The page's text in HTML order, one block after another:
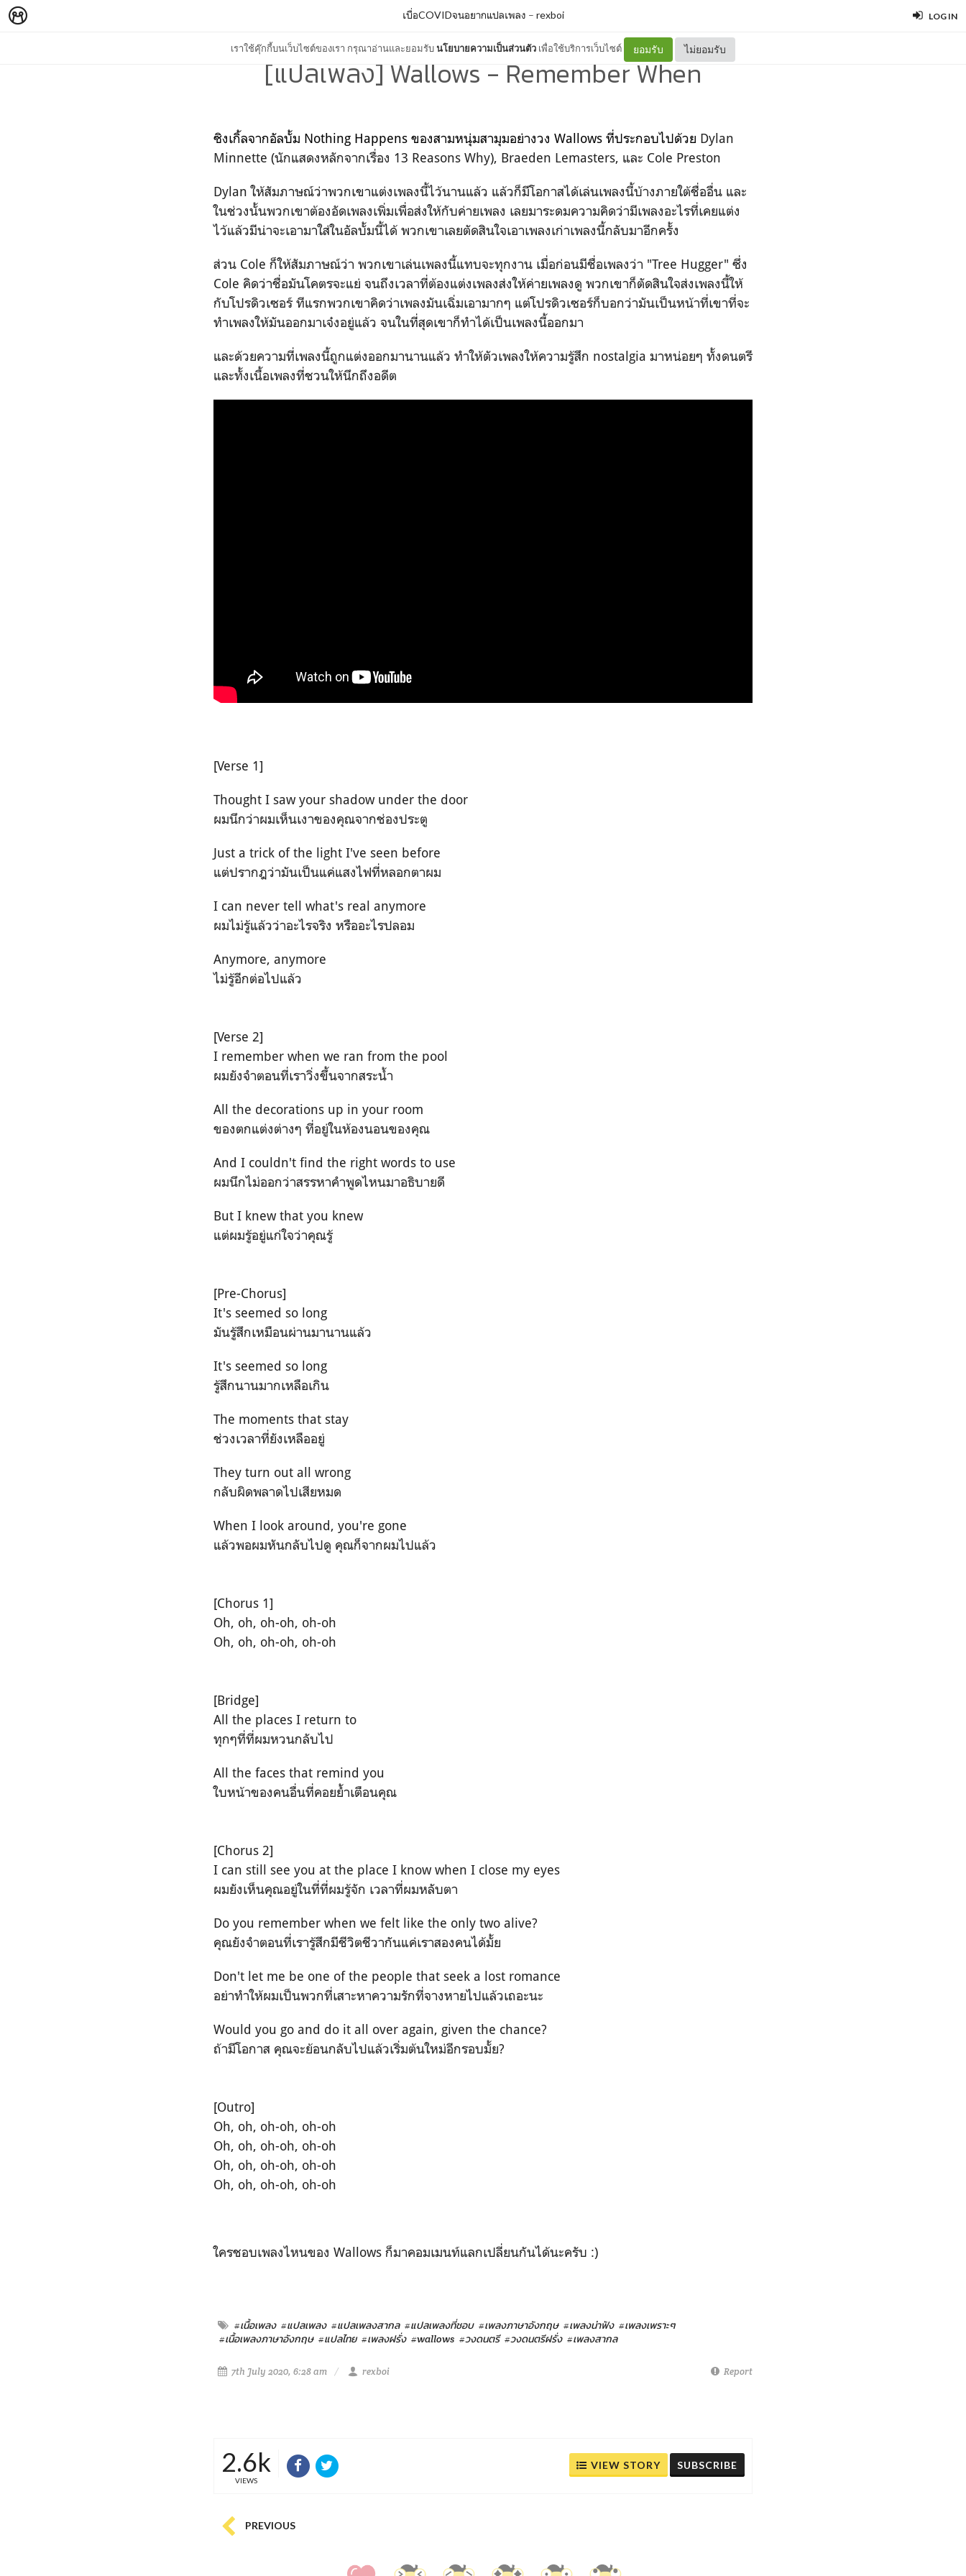
LOG IN
เราใช้คุ๊กกี้บนเว็บไซต์ของเรา กรุณาอ่านและยอมรับนโยบายความเป็นส่วนตัว เพื่อใช้บริการเว็บไซต์ ยอมรับ ไม่ยอมรับ
เบื่อCOVIDจนอยากแปลเพลง – rexboi
[แปลเพลง] Wallows - Remember When
ซิงเกิ้ลจากอัลบั้ม Nothing Happens ของสามหนุ่มสามุมอย่างวง Wallows ที่ประกอบไปด้วย Dylan
Minnette (นักแสดงหลักจากเรื่อง 13 Reasons Why), Braeden Lemasters, และ Cole Preston
Dylan ให้สัมภาษณ์ว่าพวกเขาแต่งเพลงนี้ไว้นานแล้ว แล้วก็มีโอกาสได้เล่นเพลงนี้บ้างภายใต้ชื่ออื่น และ
ในช่วงนั้นพวกเขาต้องอัดเพลงเพิ่มเพื่อส่งให้กับค่ายเพลง เลยมาระดมความคิดว่ามีเพลงอะไรที่เคยแต่ง
ไว้แล้วมีน่าจะเอามาใส่ในอัลบั้มนี้ได้ พวกเขาเลยตัดสินใจเอาเพลงเก่าเพลงนี้กลับมาอีกครั้ง
ส่วน Cole ก็ให้สัมภาษณ์ว่า พวกเขาเล่นเพลงนี้แทบจะทุกงาน เมื่อก่อนมีชื่อเพลงว่า "Tree Hugger" ซึ่ง
Cole คิดว่าชื่อมันโคตรจะแย่ จนถึงเวลาที่ต้องแต่งเพลงส่งให้ค่ายเพลงดู พวกเขาก็ตัดสินใจส่งเพลงนี้ให้
กับโปรดิวเซอร์ ทีแรกพวกเขาคิดว่าเพลงมันเฉิ่มเอามากๆ แต่โปรดิวเซอร์ก็บอกว่ามันเป็นหน้าที่เขาที่จะ
ทำเพลงให้มันออกมาเจ๋งอยู่แล้ว จนในที่สุดเขาก็ทำได้เป็นเพลงนี้ออกมา
และด้วยความที่เพลงนี้ถูกแต่งออกมานานแล้ว ทำให้ตัวเพลงให้ความรู้สึก nostalgia มาหน่อยๆ ทั้งดนตรี
และทั้งเนื้อเพลงที่ชวนให้นึกถึงอดีต
[Verse 1]
Thought I saw your shadow under the door
ผมนึกว่าผมเห็นเงาของคุณจากช่องประตู
Just a trick of the light I've seen before
แต่ปรากฎว่ามันเป็นแค่แสงไฟที่หลอกตาผม
I can never tell what's real anymore
ผมไม่รู้แล้วว่าอะไรจริง หรืออะไรปลอม
Anymore, anymore
ไม่รู้อีกต่อไปแล้ว
[Verse 2]
I remember when we ran from the pool
ผมยังจำตอนที่เราวิ่งขึ้นจากสระน้ำ
All the decorations up in your room
ของตกแต่งต่างๆ ที่อยู่ในห้องนอนของคุณ
And I couldn't find the right words to use
ผมนึกไม่ออกว่าสรรหาคำพูดไหนมาอธิบายดี
But I knew that you knew
แต่ผมรู้อยู่แก่ใจว่าคุณรู้
[Pre-Chorus]
It's seemed so long
มันรู้สึกเหมือนผ่านมานานแล้ว
It's seemed so long
รู้สึกนานมากเหลือเกิน
The moments that stay
ช่วงเวลาที่ยังเหลืออยู่
They turn out all wrong
กลับผิดพลาดไปเสียหมด
When I look around, you're gone
แล้วพอผมหันกลับไปดู คุณก็จากผมไปแล้ว
[Chorus 1]
Oh, oh, oh-oh, oh-oh
Oh, oh, oh-oh, oh-oh
[Bridge]
All the places I return to
ทุกๆที่ที่ผมหวนกลับไป
All the faces that remind you
ใบหน้าของคนอื่นที่คอยย้ำเตือนคุณ
[Chorus 2]
I can still see you at the place I know when I close my eyes
ผมยังเห็นคุณอยู่ในที่ที่ผมรู้จัก เวลาที่ผมหลับตา
Do you remember when we felt like the only two alive?
คุณยังจำตอนที่เรารู้สึกมีชีวิตชีวากันแค่เราสองคนได้มั้ย
Don't let me be one of the people that seek a lost romance
อย่าทำให้ผมเป็นพวกที่เสาะหาความรักที่จางหายไปแล้วเถอะนะ
Would you go and do it all over again, given the chance?
ถ้ามีโอกาส คุณจะย้อนกลับไปแล้วเริ่มต้นใหม่อีกรอบมั้ย?
[Outro]
Oh, oh, oh-oh, oh-oh
Oh, oh, oh-oh, oh-oh
Oh, oh, oh-oh, oh-oh
Oh, oh, oh-oh, oh-oh
ใครชอบเพลงไหนของ Wallows ก็มาคอมเมนท์แลกเปลี่ยนกันได้นะครับ :)
#เนื้อเพลง #แปลเพลง #แปลเพลงสากล #แปลเพลงที่ชอบ #เพลงภาษาอังกฤษ #เพลงน่าฟัง #เพลงเพราะๆ
#เนื้อเพลงภาษาอังกฤษ #แปลไทย #เพลงฝรั่ง #wallows #วงดนตรี #วงดนตรีฝรั่ง #เพลงสากล
7th July 2020, 6:28 am rexboi Report
2.6k
VIEWS
VIEW STORY SUBSCRIBE
PREVIOUS